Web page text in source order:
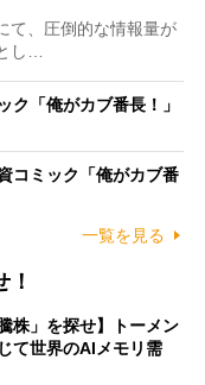
て、圧倒的な情報量が
し…
「俺がカブ番長！」
コミック「俺がカブ番
一覧を見る
株」を探せ】トーメン
て世界のAIメモリ需